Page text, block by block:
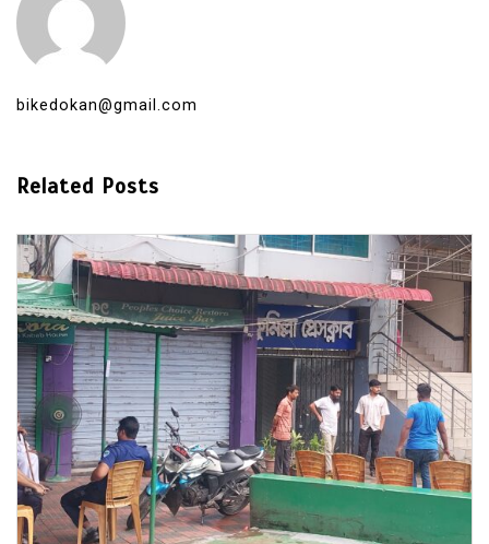
bikedokan@gmail.com
Related Posts